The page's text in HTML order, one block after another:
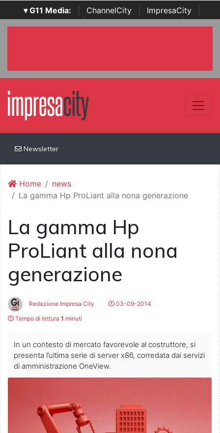
▾ G11 Media: ChannelCity ImpresaCity
SecurityOpenLab | Italian Channel Awards | Italian
Newsletter
Home
news
La gamma Hp ProLiant alla nona generazione
La gamma Hp
ProLiant alla nona
generazione
Redazione Impresa City
03-09-2014
Tempo di lettura 1 minuti
In un contesto di mercato favorevole al costruttore, si
presenta l’ultima serie di server x86, corredata dai servizi
di amministrazione OneView.